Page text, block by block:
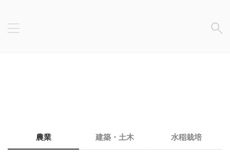
農業 建築・土木 水稲栽培